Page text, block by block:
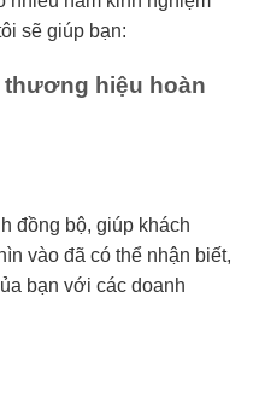
sẽ giúp bạn:
thương hiệu hoàn
đồng bộ, giúp khách
vào đã có thể nhận biết,
bạn với các doanh